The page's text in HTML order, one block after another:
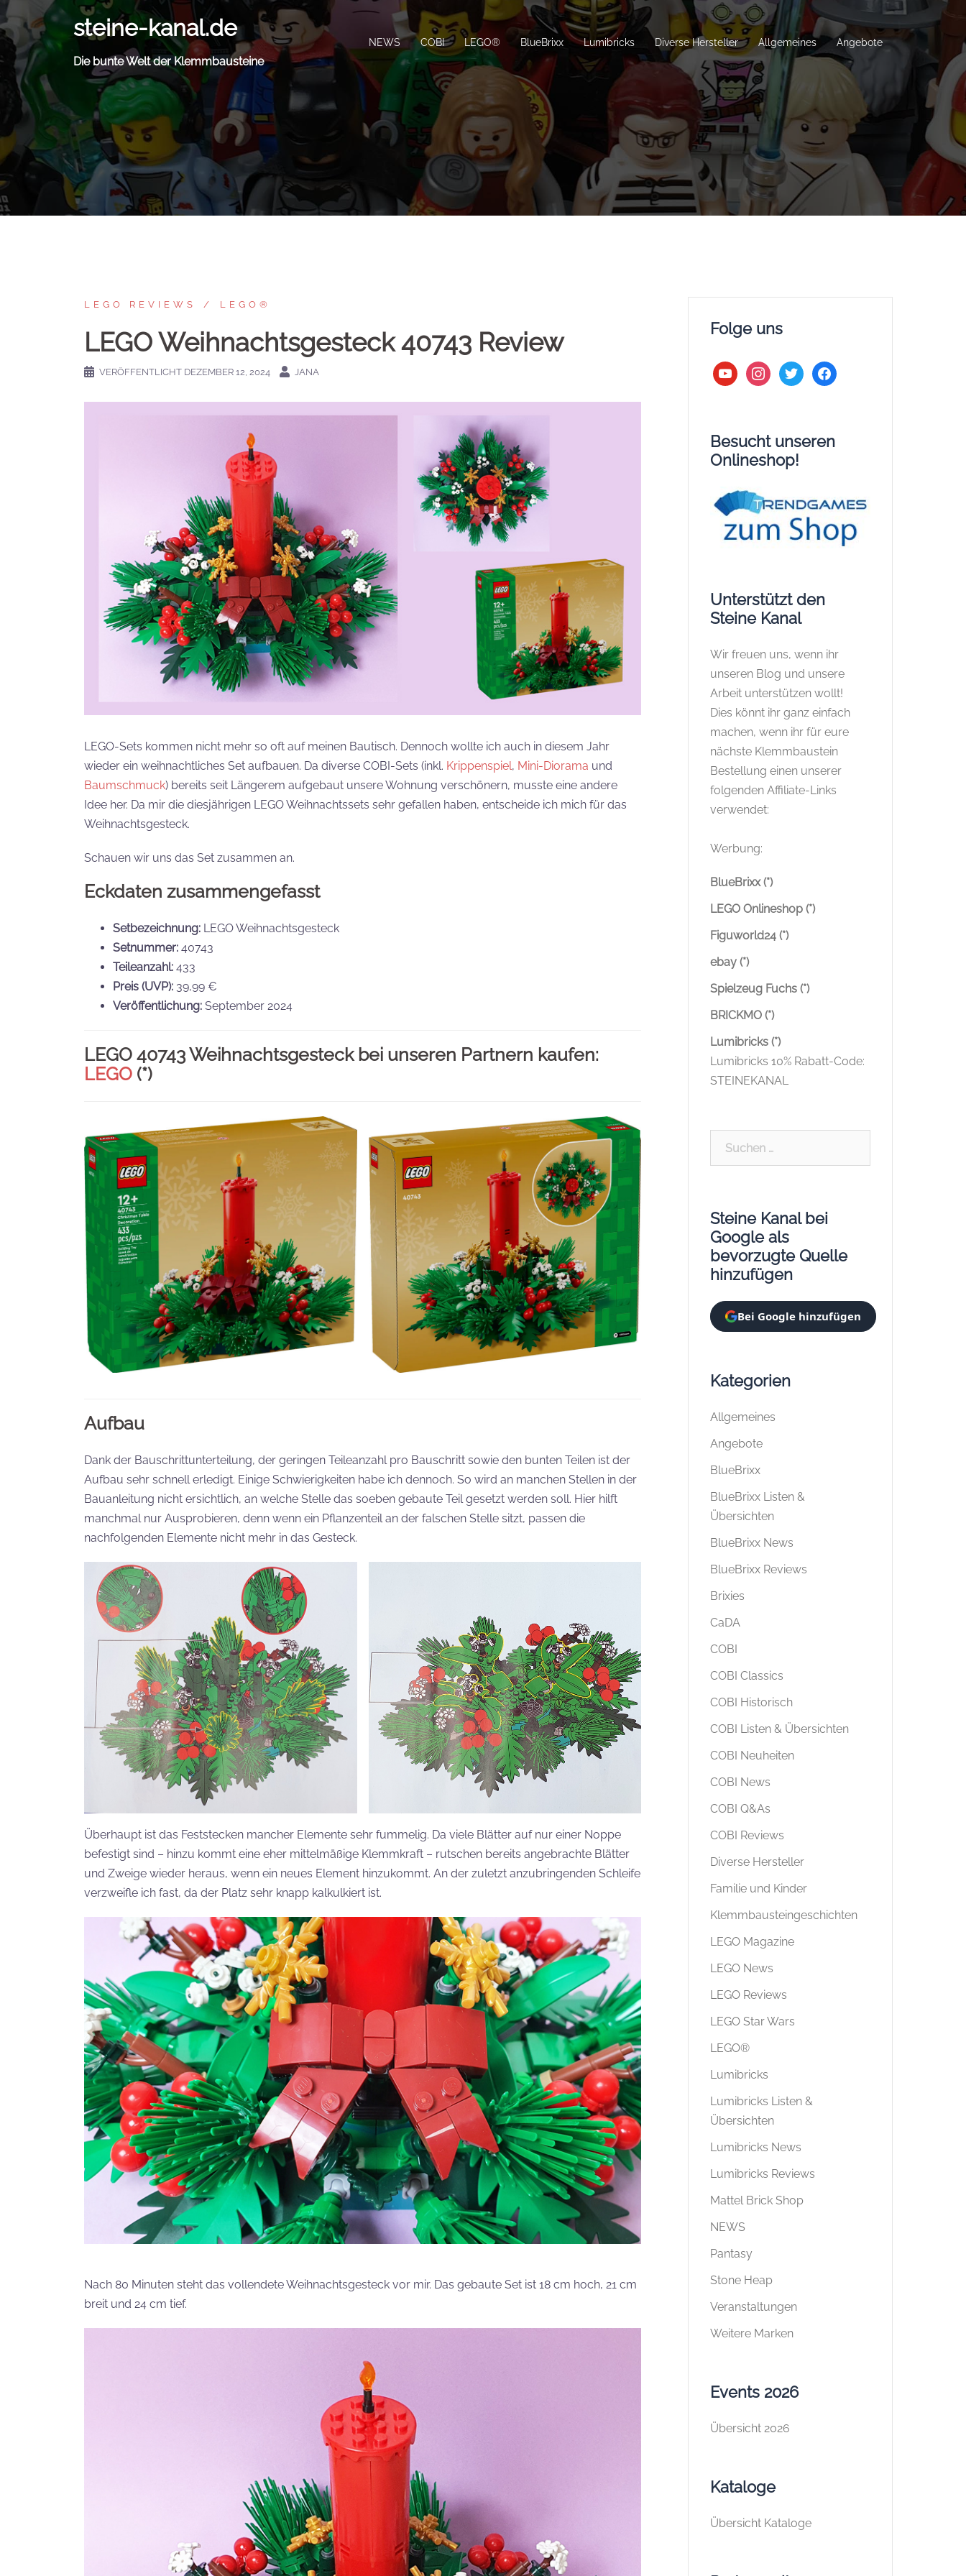
Zum
Inhalt
springen
steine-kanal.de
Die bunte Welt der Klemmbausteine
NEWS COBI LEGO® BlueBrixx Lumibricks Diverse Hersteller Allgemeines Angebote
LEGO REVIEWS LEGO®
LEGO Weihnachtsgesteck 40743 Review
VERÖFFENTLICHT DEZEMBER 12, 2024 JANA
LEGO-Sets kommen nicht mehr so oft auf meinen Bautisch. Dennoch wollte ich auch in diesem Jahr
wieder ein weihnachtliches Set aufbauen. Da diverse COBI-Sets (inkl. Krippenspiel, Mini-Diorama und
Baumschmuck) bereits seit Längerem aufgebaut unsere Wohnung verschönern, musste eine andere
Idee her. Da mir die diesjährigen LEGO Weihnachtssets sehr gefallen haben, entscheide ich mich für das
Weihnachtsgesteck.
Schauen wir uns das Set zusammen an.
Eckdaten zusammengefasst
Setbezeichnung: LEGO Weihnachtsgesteck
Setnummer: 40743
Teileanzahl: 433
Preis (UVP): 39,99 €
Veröffentlichung: September 2024
LEGO 40743 Weihnachtsgesteck bei unseren Partnern kaufen:
LEGO (*)
Aufbau
Dank der Bauschrittunterteilung, der geringen Teileanzahl pro Bauschritt sowie den bunten Teilen ist der
Aufbau sehr schnell erledigt. Einige Schwierigkeiten habe ich dennoch. So wird an manchen Stellen in der
Bauanleitung nicht ersichtlich, an welche Stelle das soeben gebaute Teil gesetzt werden soll. Hier hilft
manchmal nur Ausprobieren, denn wenn ein Pflanzenteil an der falschen Stelle sitzt, passen die
nachfolgenden Elemente nicht mehr in das Gesteck.
Überhaupt ist das Feststecken mancher Elemente sehr fummelig. Da viele Blätter auf nur einer Noppe
befestigt sind – hinzu kommt eine eher mittelmäßige Klemmkraft – rutschen bereits angebrachte Blätter
und Zweige wieder heraus, wenn ein neues Element hinzukommt. An der zuletzt anzubringenden Schleife
verzweifle ich fast, da der Platz sehr knapp kalkulkiert ist.
Nach 80 Minuten steht das vollendete Weihnachtsgesteck vor mir. Das gebaute Set ist 18 cm hoch, 21 cm
breit und 24 cm tief.
Folge uns
youtubeinstagram
twitter facebook
Besucht unseren
Onlineshop!
Unterstützt den
Steine Kanal
Wir freuen uns, wenn ihr
unseren Blog und unsere
Arbeit unterstützen wollt!
Dies könnt ihr ganz einfach
machen, wenn ihr für eure
nächste Klemmbaustein
Bestellung einen unserer
folgenden Affiliate-Links
verwendet:
Werbung:
BlueBrixx (*)
LEGO Onlineshop (*)
Figuworld24 (*)
ebay (*)
Spielzeug Fuchs (*)
BRICKMO (*)
Lumibricks (*)
Lumibricks 10% Rabatt-Code:
STEINEKANAL
Steine Kanal bei
Google als
bevorzugte Quelle
hinzufügen
Bei Google hinzufügen
Kategorien
Allgemeines
Angebote
BlueBrixx
BlueBrixx Listen &
Übersichten
BlueBrixx News
BlueBrixx Reviews
Brixies
CaDA
COBI
COBI Classics
COBI Historisch
COBI Listen & Übersichten
COBI Neuheiten
COBI News
COBI Q&As
COBI Reviews
Diverse Hersteller
Familie und Kinder
Klemmbausteingeschichten
LEGO Magazine
LEGO News
LEGO Reviews
LEGO Star Wars
LEGO®
Lumibricks
Lumibricks Listen &
Übersichten
Lumibricks News
Lumibricks Reviews
Mattel Brick Shop
NEWS
Pantasy
Stone Heap
Veranstaltungen
Weitere Marken
Events 2026
Übersicht 2026
Kataloge
Übersicht Kataloge